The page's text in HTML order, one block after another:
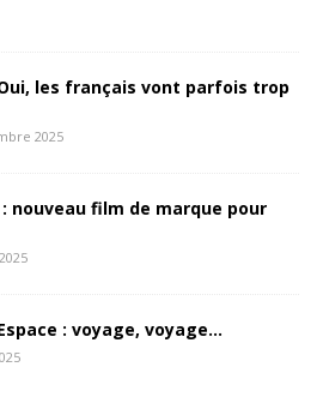
Oui, les français vont parfois trop
2025
nouveau film de marque pour
: voyage, voyage…